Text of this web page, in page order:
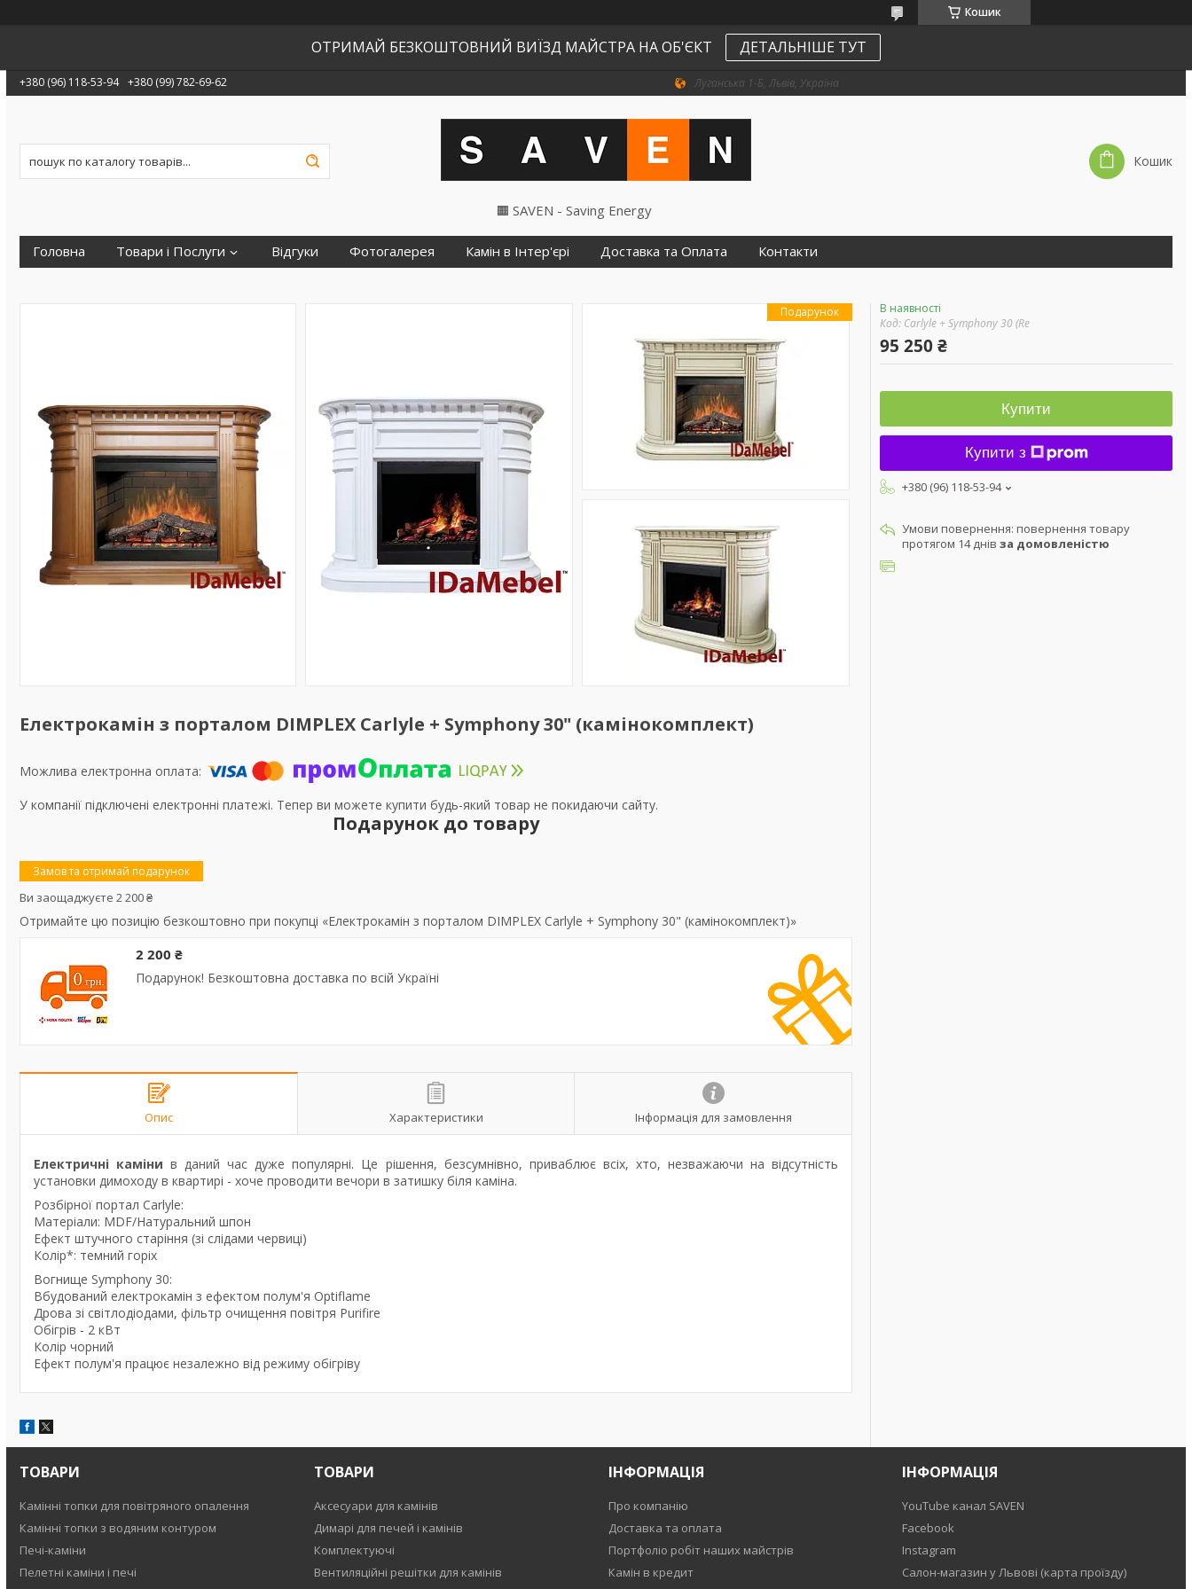
Кошик
ОТРИМАЙ БЕЗКОШТОВНИЙ ВИЇЗД МАЙСТРА НА ОБ'ЄКТ ДЕТАЛЬНІШЕ ТУТ
+380 (96) 118-53-94 +380 (99) 782-69-62 Луганська 1-Б, Львів, Україна
🟧 SAVEN - Saving Energy
Кошик
Головна Товари і Послуги Відгуки Фотогалерея Камін в Інтер'єрі Доставка та Оплата Контакти
Подарунок
Електрокамін з порталом DIMPLEX Carlyle + Symphony 30" (камінокомплект)
У компанії підключені електронні платежі. Тепер ви можете купити будь-який товар не покидаючи сайту.
Подарунок до товару
Замов та отримай подарунок
Ви заощаджуєте 2 200 ₴
Отримайте цю позицію безкоштовно при покупці «Електрокамін з порталом DIMPLEX Carlyle + Symphony 30" (камінокомплект)»
2 200 ₴
Подарунок! Безкоштовна доставка по всій Україні
Опис Характеристики Інформація для замовлення
Електричні каміни в даний час дуже популярні. Це рішення, безсумнівно, приваблює всіх, хто, незважаючи на відсутність
установки димоходу в квартирі - хоче проводити вечори в затишку біля каміна.
Розбірної портал Carlyle:
Матеріали: MDF/Натуральний шпон
Ефект штучного старіння (зі слідами червиці)
Колір*: темний горіх
Вогнище Symphony 30:
Вбудований електрокамін з ефектом полум'я Optiflame
Дрова зі світлодіодами, фільтр очищення повітря Purifire
Обігрів - 2 кВт
Колір чорний
Ефект полум'я працює незалежно від режиму обігріву
В наявності
Код: Carlyle + Symphony 30 (Re
95 250 ₴
Купити
Купити з
+380 (96) 118-53-94
повернення товару
протягом 14 днів за домовленістю
ТОВАРИ
Камінні топки для повітряного опалення
Камінні топки з водяним контуром
Печі-каміни
Пелетні каміни і печі
ТОВАРИ
Аксесуари для камінів
Димарі для печей і камінів
Комплектуючі
Вентиляційні решітки для камінів
ІНФОРМАЦІЯ
Про компанію
Доставка та оплата
Портфоліо робіт наших майстрів
Камін в кредит
ІНФОРМАЦІЯ
YouTube канал SAVEN
Facebook
Instagram
Салон-магазин у Львові (карта проїзду)